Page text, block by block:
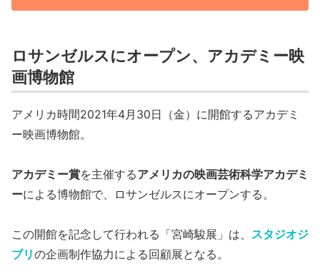
ロサンゼルスにオープン、アカデミー映
画博物館
アメリカ時間2021年4月30日（金）に開館するアカデミ
ー映画博物館。
アカデミー賞を主催するアメリカの映画芸術科学アカデミ
ーによる博物館で、ロサンゼルスにオープンする。
この開館を記念して行われる「宮崎駿展」は、 スタジオジ
ブリの企画制作協力による回顧展となる。